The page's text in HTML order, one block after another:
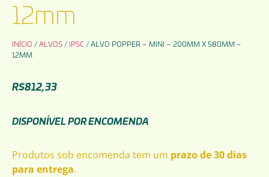
12mm
INÍCIO /ALVOS / IPSC / ALVO POPPER – MINI – 200MM X 580MM –
12MM
R$812,33
DISPONÍVEL POR ENCOMENDA
Produtos sob encomenda tem um prazo de 30 dias
para entrega.